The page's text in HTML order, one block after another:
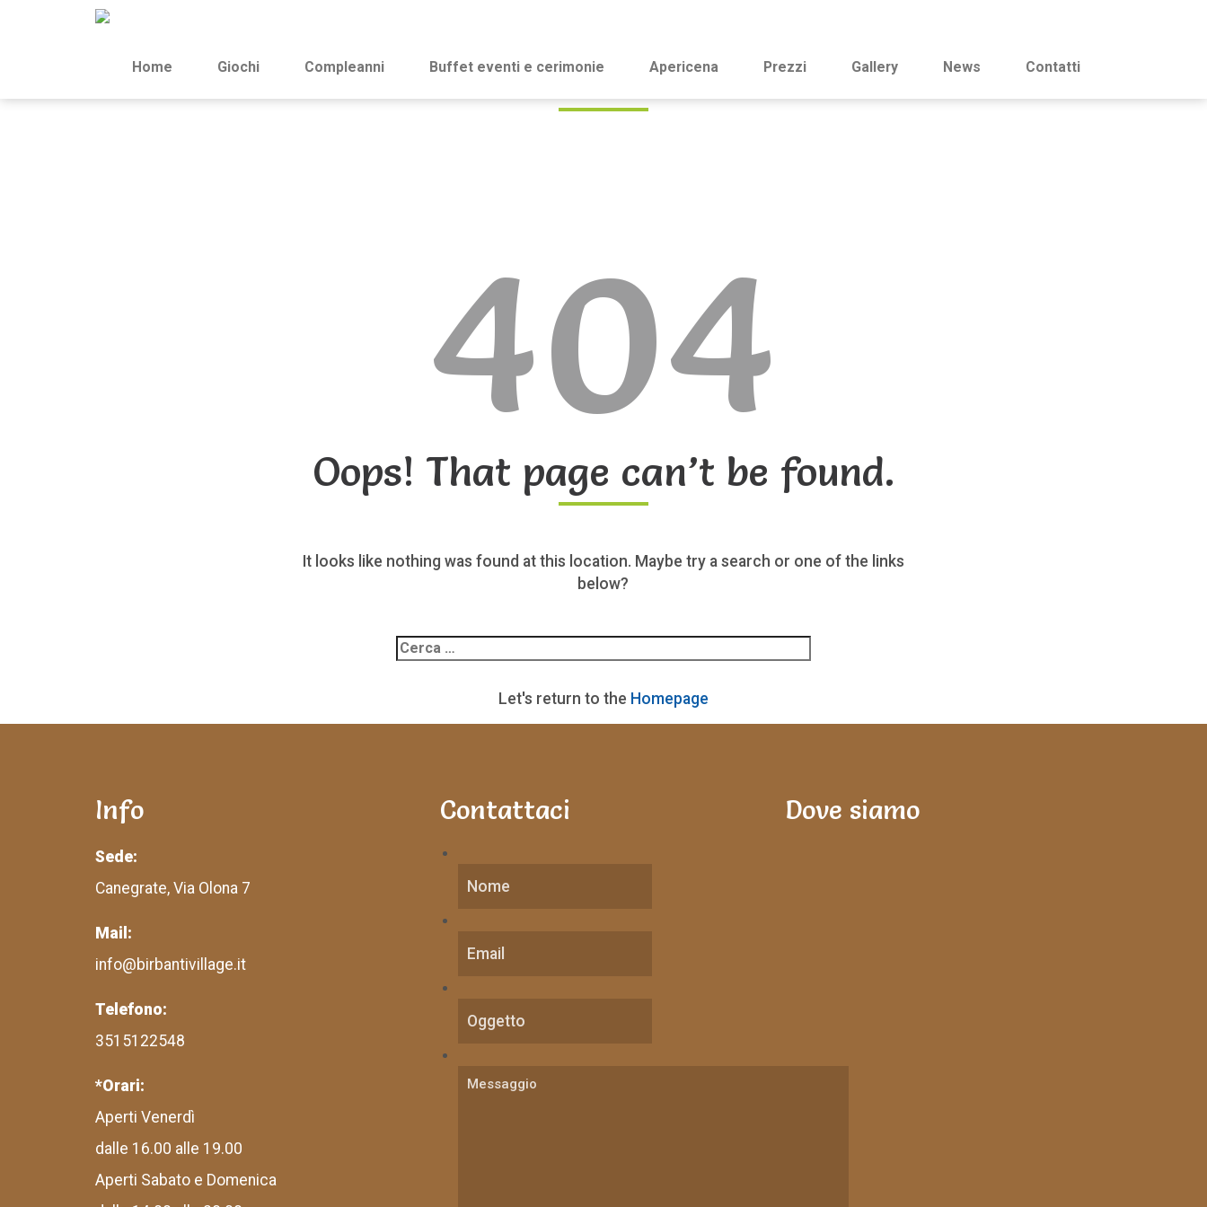
Home Giochi Compleanni Buffet eventi e cerimonie Apericena Prezzi Gallery News Contatti
404
Oops! That page can’t be found.
It looks like nothing was found at this location. Maybe try a search or one of the links
below?
per:
Let's return to the Homepage
Info
Sede:
Canegrate, Via Olona 7
Mail:
info@birbantivillage.it
Telefono:
3515122548
*Orari:
Aperti Venerdì
dalle 16.00 alle 19.00
Aperti Sabato e Domenica
Contattaci Dove siamo